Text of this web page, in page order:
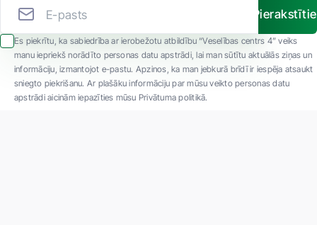
Es piekrītu, ka sabiedrība ar ierobežotu atbildību “Veselības centrs 4” veiks
manu iepriekš norādīto personas datu apstrādi, lai man sūtītu aktuālās ziņas un
informāciju, izmantojot e-pastu. Apzinos, ka man jebkurā brīdī ir iespēja atsaukt
sniegto piekrišanu. Ar plašāku informāciju par mūsu veikto personas datu
apstrādi aicinām iepazīties mūsu Privātuma politikā.